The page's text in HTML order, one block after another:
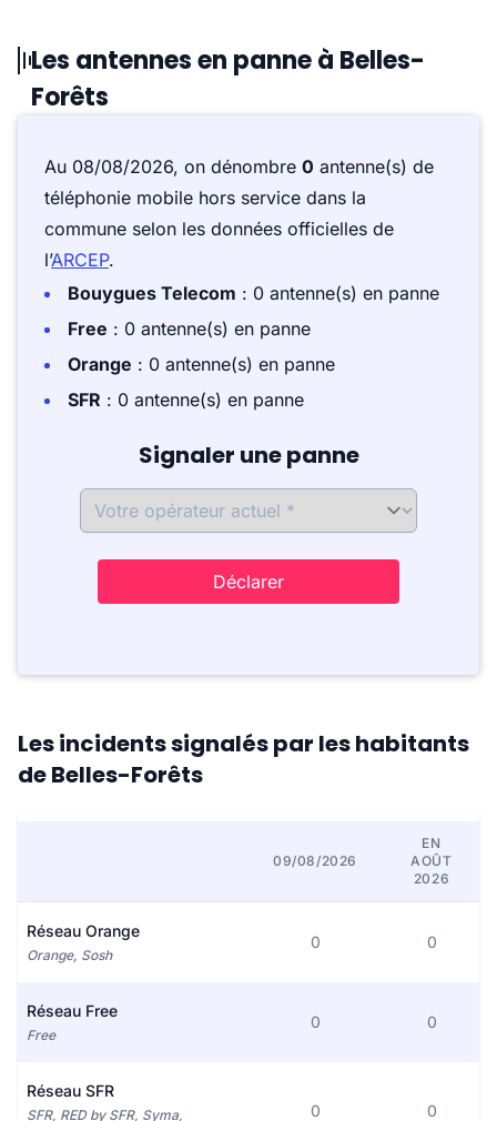
Les antennes en panne à Belles-
Forêts
Au 08/08/2026, on dénombre 0 antenne(s) de
téléphonie mobile hors service dans la
commune selon les données officielles de
l’ARCEP.
Bouygues Telecom : 0 antenne(s) en panne
Free : 0 antenne(s) en panne
Orange : 0 antenne(s) en panne
SFR : 0 antenne(s) en panne
Signaler une panne
Déclarer
Les incidents signalés par les habitants
de Belles-Forêts
09/08/2026
EN
AOÛT
2026
Réseau Orange
Orange, Sosh
0 0
Réseau Free
Free
0 0
Réseau SFR
SFR, RED by SFR, Syma,
0 0